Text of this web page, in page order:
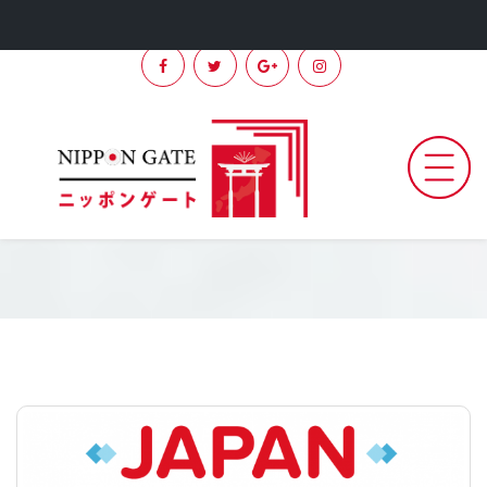
استشيرنا
طلب
の
قبول معاهد اللغة اليابانية
الرئيسية / قبول معاهد اللغة اليابانية